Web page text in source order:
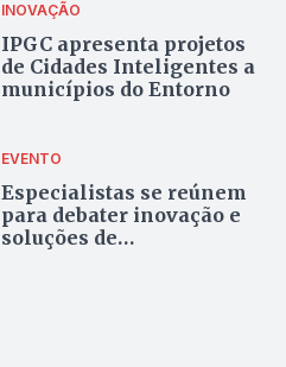
INOVAÇÃO
IPGC apresenta projetos
de Cidades Inteligentes a
municípios do Entorno
EVENTO
Especialistas se reúnem
para debater inovação e
soluções de